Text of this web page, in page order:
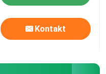
Kontakt